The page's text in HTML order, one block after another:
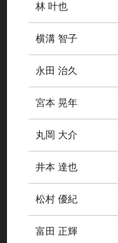
林 叶也
横溝 智子
永田 治久
宮本 晃年
丸岡 大介
井本 達也
松村 優紀
富田 正輝